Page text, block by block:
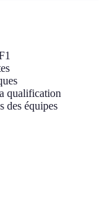
qualification
des équipes